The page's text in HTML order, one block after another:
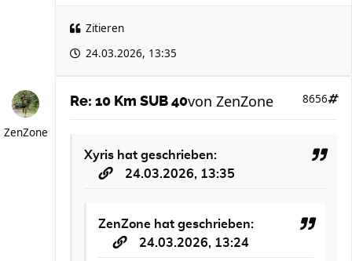
Zitieren
24.03.2026, 13:35
ZenZone
Re: 10 Km SUB 40 8656
von ZenZone
Xyris hat geschrieben:
24.03.2026, 13:35
ZenZone hat geschrieben:
24.03.2026, 13:24